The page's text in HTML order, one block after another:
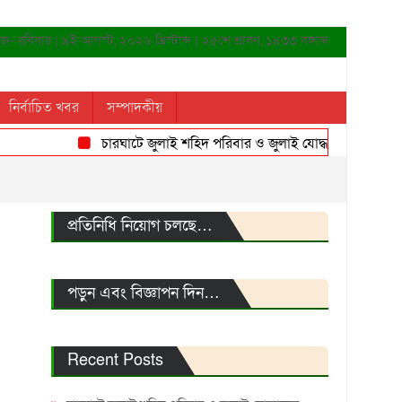
রবিবার | ৯ই আগস্ট, ২০২৬ খ্রিস্টাব্দ | ২৫শে শ্রাবণ, ১৪৩৩ বঙ্গাব্দ
নির্বাচিত খবর সম্পাদকীয়
চারঘাটে জুলাই শহিদ পরিবার ও জুলাই যোদ্ধাদের সংবর্ধনা
প্রতিনিধি নিয়োগ চলছে…
পড়ুন এবং বিজ্ঞাপন দিন…
Recent Posts